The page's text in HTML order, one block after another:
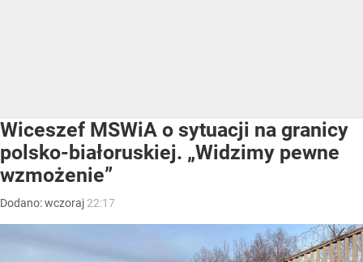
Wiceszef MSWiA o sytuacji na granicy
polsko-białoruskiej. „Widzimy pewne
wzmożenie”
Dodano:wczoraj 22:17